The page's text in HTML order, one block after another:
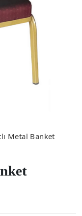
Metal Banket